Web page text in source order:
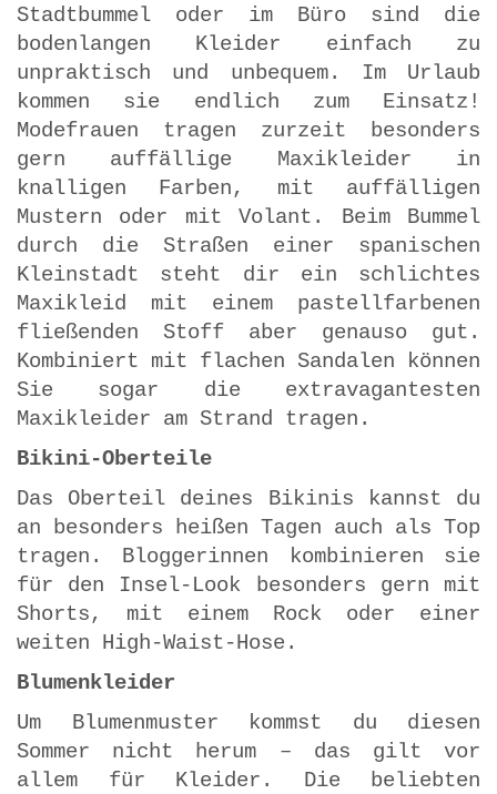
Stadtbummel oder im Büro sind die
bodenlangen Kleider einfach zu
unpraktisch und unbequem. Im Urlaub
kommen sie endlich zum Einsatz!
Modefrauen tragen zurzeit besonders
gern auffällige Maxikleider in
knalligen Farben, mit auffälligen
Mustern oder mit Volant. Beim Bummel
durch die Straßen einer spanischen
Kleinstadt steht dir ein schlichtes
Maxikleid mit einem pastellfarbenen
fließenden Stoff aber genauso gut.
Kombiniert mit flachen Sandalen können
Sie sogar die extravagantesten
Maxikleider am Strand tragen.
Bikini-Oberteile
Das Oberteil deines Bikinis kannst du
an besonders heißen Tagen auch als Top
tragen. Bloggerinnen kombinieren sie
für den Insel-Look besonders gern mit
Shorts, mit einem Rock oder einer
weiten High-Waist-Hose.
Blumenkleider
Um Blumenmuster kommst du diesen
Sommer nicht herum – das gilt vor
allem für Kleider. Die beliebten